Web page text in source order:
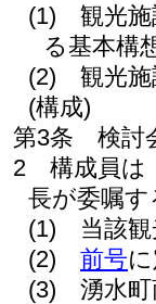
(1)
観光
る基本構
(2)
観光
(構成)
第3条
検討
2
構成員は
長が委嘱す
(1)
当該
(2)
前号
(3)
湧水